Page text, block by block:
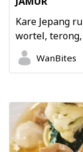
Kare Jepang
wortel, terong,
WanBites